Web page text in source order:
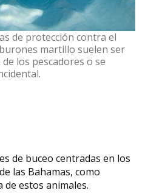
de protección contra el
martillo suelen ser
los pescadores o se
de buceo centradas en los
las Bahamas, como
de estos animales.